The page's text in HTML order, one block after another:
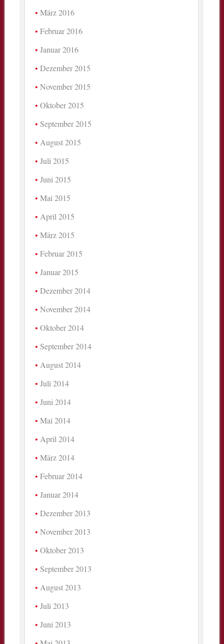
März 2016
Februar 2016
Januar 2016
Dezember 2015
November 2015
Oktober 2015
September 2015
August 2015
Juli 2015
Juni 2015
Mai 2015
April 2015
März 2015
Februar 2015
Januar 2015
Dezember 2014
November 2014
Oktober 2014
September 2014
August 2014
Juli 2014
Juni 2014
Mai 2014
April 2014
März 2014
Februar 2014
Januar 2014
Dezember 2013
November 2013
Oktober 2013
September 2013
August 2013
Juli 2013
Juni 2013